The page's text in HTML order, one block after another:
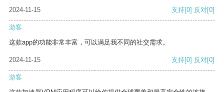
2024-11-15
支持[0] 反对[0]
游客
这款app的功能非常丰富，可以满足我不同的社交需求。
2024-11-15 支持[0] 反对[0]
游客